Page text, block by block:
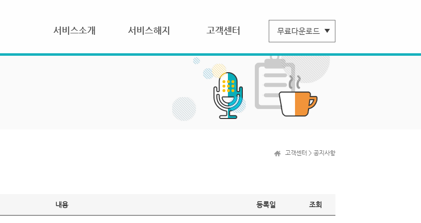
서비스소개 서비스해지 고객센터
고객센터 > 공지사항
내용 등록일 조회